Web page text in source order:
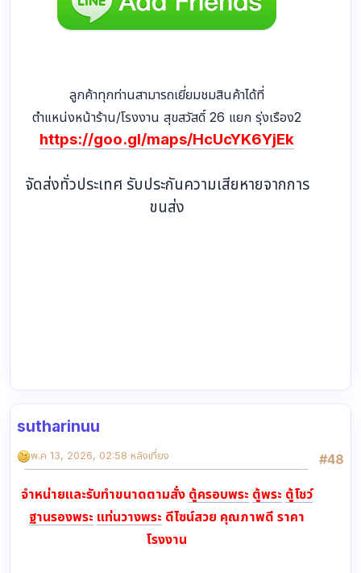
ลูกค้าทุกท่านสามารถเยี่ยมชมสินค้าได้ที่
ตำแหน่งหน้าร้าน/โรงงาน สุขสวัสดิ์ 26 แยก รุ่งเรือง2
https://goo.gl/maps/HcUcYK6YjEk
จัดส่งทั่วประเทศ รับประกันความเสียหายจากการ
ขนส่ง
sutharinuu
#48
พ.ค 13, 2026, 02:58 หลังเที่ยง
จำหน่ายและรับทำขนาดตามสั่ง ตู้ครอบพระ ตู้พระ ตู้โชว์
ฐานรองพระ แท่นวางพระ ดีไซน์สวย คุณภาพดี ราคา
โรงงาน